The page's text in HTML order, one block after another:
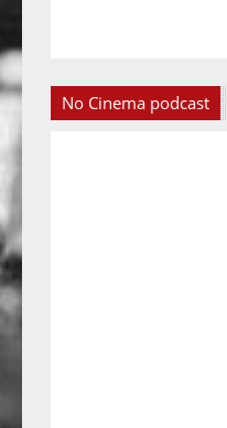
No Cinema podcast